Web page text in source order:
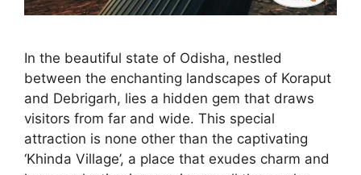
In the beautiful state of Odisha, nestled
between the enchanting landscapes of Koraput
and Debrigarh, lies a hidden gem that draws
visitors from far and wide. This special
attraction is none other than the captivating
‘Khinda Village’, a place that exudes charm and